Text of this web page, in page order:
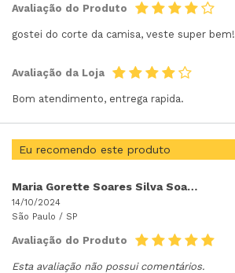
Avaliação do Produto
gostei do corte da camisa, veste super bem!
Avaliação da Loja
Bom atendimento, entrega rapida.
Eu recomendo este produto
Maria Gorette Soares Silva Soares Silva
14/10/2024
São Paulo / SP
Avaliação do Produto
Esta avaliação não possui comentários.